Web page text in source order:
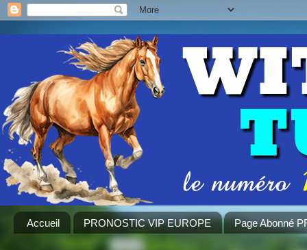
Accueil PRONOSTIC VIP EUROPE Page Abonné